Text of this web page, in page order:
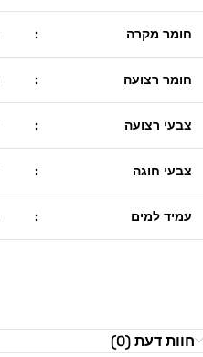
חומר מקרה :
חומר רצועה :
צבעי רצועה :
צבעי חוגה :
עמיד למים :
חוות דעת (0)